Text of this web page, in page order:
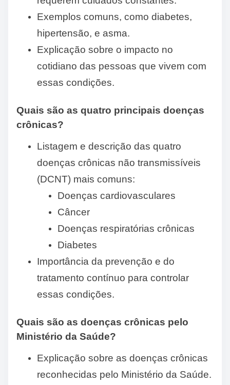
Exemplos comuns, como diabetes,
hipertensão, e asma.
Explicação sobre o impacto no
cotidiano das pessoas que vivem com
essas condições.
Quais são as quatro principais doenças
crônicas?
Listagem e descrição das quatro
doenças crônicas não transmissíveis
(DCNT) mais comuns:
Doenças cardiovasculares
Câncer
Doenças respiratórias crônicas
Diabetes
Importância da prevenção e do
tratamento contínuo para controlar
essas condições.
Quais são as doenças crônicas pelo
Ministério da Saúde?
Explicação sobre as doenças crônicas
reconhecidas pelo Ministério da Saúde.